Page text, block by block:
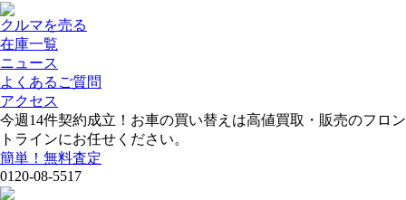
クルマを売る
在庫一覧
ニュース
よくあるご質問
アクセス
今週 14件契約成立！お車の買い替えは高値買取・販売のフロン
トラインにお任せください。
簡単！無料査定
0120-08-5517